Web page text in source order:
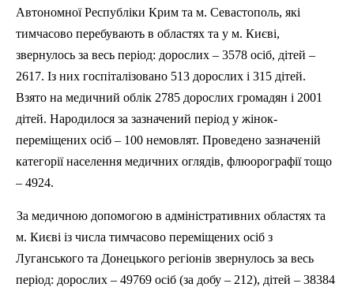
Автономної Республіки Крим та м. Севастополь, які
тимчасово перебувають в областях та у м. Києві,
звернулось за весь період: дорослих – 3578 осіб, дітей –
2617. Із них госпіталізовано 513 дорослих і 315 дітей.
Взято на медичний облік 2785 дорослих громадян і 2001
дітей. Народилося за зазначений період у жінок-
переміщених осіб – 100 немовлят. Проведено зазначеній
категорії населення медичних оглядів, флюорографії тощо
– 4924.
За медичною допомогою в адміністративних областях та
м. Києві із числа тимчасово переміщених осіб з
Луганського та Донецького регіонів звернулось за весь
період: дорослих – 49769 осіб (за добу – 212), дітей – 38384